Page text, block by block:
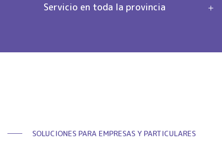
Servicio en toda la provincia
SOLUCIONES PARA EMPRESAS Y PARTICULARES